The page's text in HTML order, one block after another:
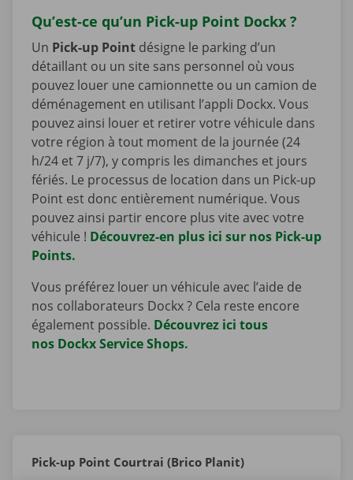
Qu’est-ce qu’un Pick-up Point Dockx ?
Un Pick-up Point désigne le parking d’un
détaillant ou un site sans personnel où vous
pouvez louer une camionnette ou un camion de
déménagement en utilisant l’appli Dockx. Vous
pouvez ainsi louer et retirer votre véhicule dans
votre région à tout moment de la journée (24
h/24 et 7 j/7), y compris les dimanches et jours
fériés. Le processus de location dans un Pick-up
Point est donc entièrement numérique. Vous
pouvez ainsi partir encore plus vite avec votre
véhicule ! Découvrez-en plus ici sur nos Pick-up
Points.
Vous préférez louer un véhicule avec l’aide de
nos collaborateurs Dockx ? Cela reste encore
également possible. Découvrez ici tous
nos Dockx Service Shops.
Pick-up Point Courtrai (Brico Planit)